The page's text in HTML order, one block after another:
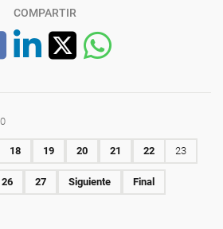
COMPARTIR
18 19 20 21 22 23
26 27 Siguiente Final